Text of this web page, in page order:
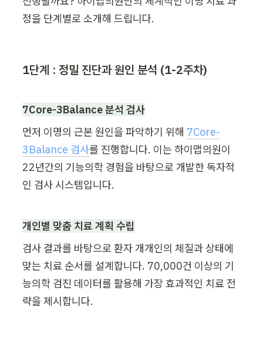
정을 단계별로 소개해 드립니다.
1단계 : 정밀 진단과 원인 분석 (1-2주차)
7Core-3Balance 분석 검사
먼저 이명의 근본 원인을 파악하기 위해 7Core-
3Balance 검사를 진행합니다. 이는 하이맵의원이
22년간의 기능의학 경험을 바탕으로 개발한 독자적
인 검사 시스템입니다.
개인별 맞춤 치료 계획 수립
검사 결과를 바탕으로 환자 개개인의 체질과 상태에
맞는 치료 순서를 설계합니다. 70,000건 이상의 기
능의학 검진 데이터를 활용해 가장 효과적인 치료 전
략을 제시합니다.